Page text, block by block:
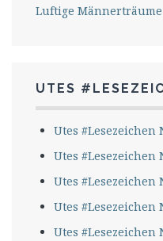
Luftige
UTES
Utes #Lesezeichen
Utes #Lesezeichen
Utes #Lesezeichen
Utes #Lesezeichen
Utes #Lesezeichen